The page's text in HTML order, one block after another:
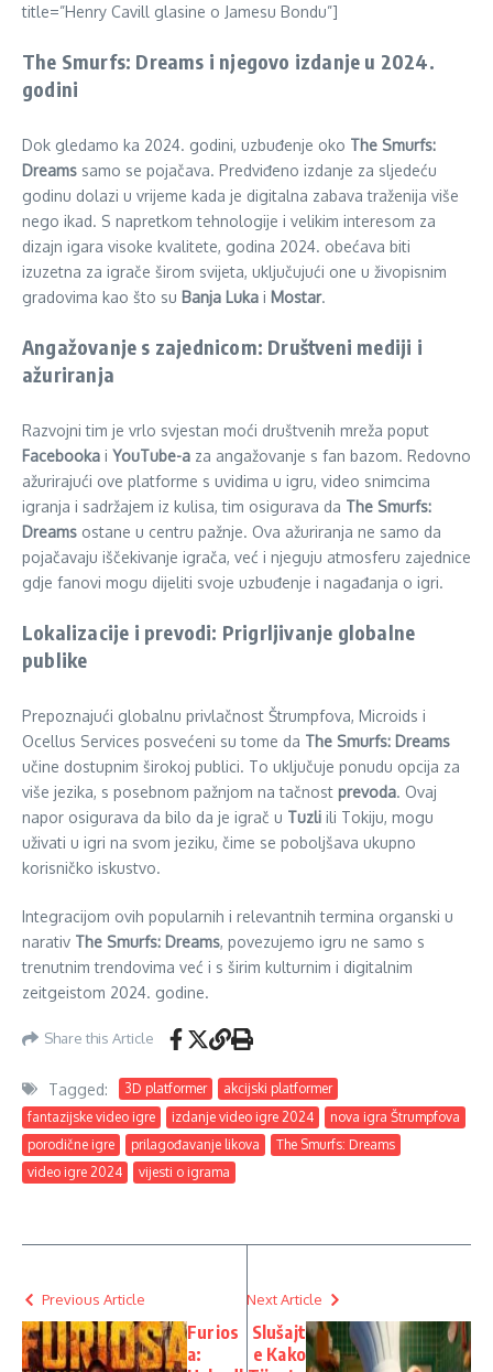
title=”Henry Cavill glasine o Jamesu Bondu”]
The Smurfs: Dreams i njegovo izdanje u 2024.
godini
Dok gledamo ka 2024. godini, uzbuđenje oko The Smurfs:
Dreams samo se pojačava. Predviđeno izdanje za sljedeću
godinu dolazi u vrijeme kada je digitalna zabava traženija više
nego ikad. S napretkom tehnologije i velikim interesom za
dizajn igara visoke kvalitete, godina 2024. obećava biti
izuzetna za igrače širom svijeta, uključujući one u živopisnim
gradovima kao što su Banja Luka i Mostar.
Angažovanje s zajednicom: Društveni mediji i
ažuriranja
Razvojni tim je vrlo svjestan moći društvenih mreža poput
Facebooka i YouTube-a za angažovanje s fan bazom. Redovno
ažurirajući ove platforme s uvidima u igru, video snimcima
igranja i sadržajem iz kulisa, tim osigurava da The Smurfs:
Dreams ostane u centru pažnje. Ova ažuriranja ne samo da
pojačavaju iščekivanje igrača, već i njeguju atmosferu zajednice
gdje fanovi mogu dijeliti svoje uzbuđenje i nagađanja o igri.
Lokalizacije i prevodi: Prigrljivanje globalne
publike
Prepoznajući globalnu privlačnost Štrumpfova, Microids i
Ocellus Services posvećeni su tome da The Smurfs: Dreams
učine dostupnim širokoj publici. To uključuje ponudu opcija za
više jezika, s posebnom pažnjom na tačnost prevoda. Ovaj
napor osigurava da bilo da je igrač u Tuzli ili Tokiju, mogu
uživati u igri na svom jeziku, čime se poboljšava ukupno
korisničko iskustvo.
Integracijom ovih popularnih i relevantnih termina organski u
narativ The Smurfs: Dreams, povezujemo igru ne samo s
trenutnim trendovima već i s širim kulturnim i digitalnim
zeitgeistom 2024. godine.
Share this Article
Tagged: 3D platformer
akcijski platformer
fantazijske video igre
izdanje video igre 2024
nova igra Štrumpfova
porodične igre
prilagođavanje likova
The Smurfs: Dreams
video igre 2024
vijesti o igrama
Previous Article
Furios
a:
Next Article
Slušajt
e Kako